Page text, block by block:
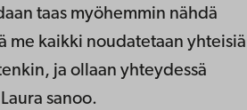
taas myöhemmin nähdä
me kaikki noudatetaan yhteisiä
ja ollaan yhteydessä
sanoo.